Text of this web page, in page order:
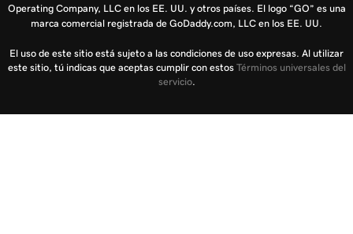
Operating Company, LLC en los EE. UU. y otros países. El logo “GO” es una
marca comercial registrada de GoDaddy.com, LLC en los EE. UU.
El uso de este sitio está sujeto a las condiciones de uso expresas. Al utilizar
este sitio, tú indicas que aceptas cumplir con estos Términos universales del
servicio.